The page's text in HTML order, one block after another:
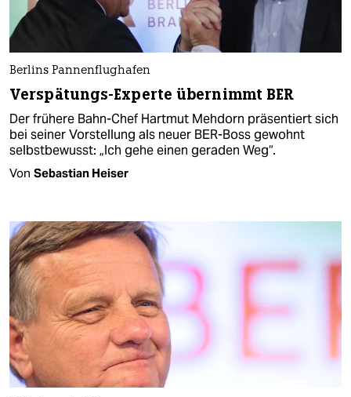
Berlins Pannenflughafen
Verspätungs-Experte übernimmt BER
Der frühere Bahn-Chef Hartmut Mehdorn präsentiert sich
bei seiner Vorstellung als neuer BER-Boss gewohnt
selbstbewusst: „Ich gehe einen geraden Weg“.
Von Sebastian Heiser